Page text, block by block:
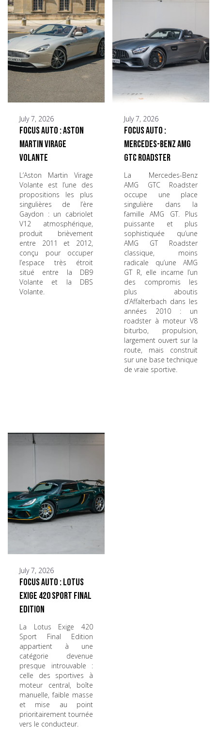
July 7, 2026
Focus Auto : Aston
Martin Virage
Volante
L’Aston Martin Virage
Volante est l’une des
propositions les plus
singulières de l’ère
Gaydon : un cabriolet
V12 atmosphérique,
produit brièvement
entre 2011 et 2012,
conçu pour occuper
l’espace très étroit
situé entre la DB9
Volante et la DBS
Volante.
July 7, 2026
Focus Auto :
Mercedes-Benz AMG
GTC Roadster
La Mercedes-Benz
AMG GTC Roadster
occupe une place
singulière dans la
famille AMG GT. Plus
puissante et plus
sophistiquée qu’une
AMG GT Roadster
classique, moins
radicale qu’une AMG
GT R, elle incarne l’un
des compromis les
plus aboutis
d’Affalterbach dans les
années 2010 : un
roadster à moteur V8
biturbo, propulsion,
largement ouvert sur la
route, mais construit
sur une base technique
de vraie sportive.
July 7, 2026
Focus Auto : Lotus
Exige 420 Sport Final
Edition
La Lotus Exige 420
Sport Final Edition
appartient à une
catégorie devenue
presque introuvable :
celle des sportives à
moteur central, boîte
manuelle, faible masse
et mise au point
prioritairement tournée
vers le conducteur.